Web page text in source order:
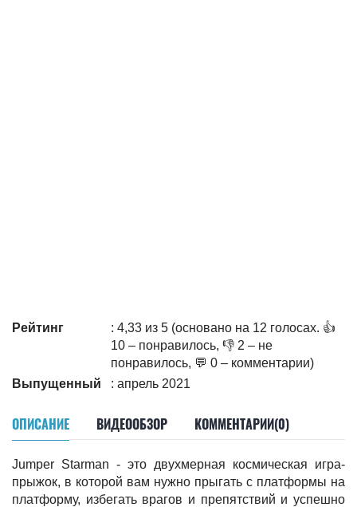
Рейтинг
: 4,33 из 5 (основано на 12 голосах. 👍
10 – понравилось, 👎 2 – не
понравилось, 💬 0 – комментарии)
Выпущенный
: апрель 2021
ОПИСАНИЕ ВИДЕООБЗОР КОММЕНТАРИИ(0)
Jumper Starman - это двухмерная космическая игра-
прыжок, в которой вам нужно прыгать с платформы на
платформу, избегать врагов и препятствий и успешно